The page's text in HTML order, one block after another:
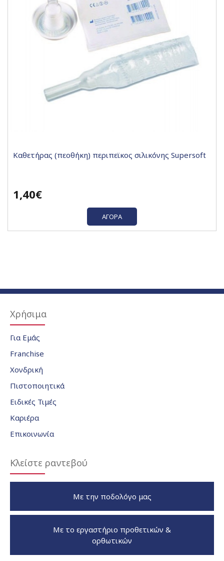
Καθετήρας (πεοθήκη) περιπεϊκος σιλικόνης Supersoft
1,40€
ΑΓΟΡΆ
Χρήσιμα
Για Εμάς
Franchise
Χονδρική
Πιστοποιητικά
Ειδικές Τιμές
Καριέρα
Επικοινωνία
Κλείστε ραντεβού
Με την ποδολόγο μας
Με το εργαστήριο προθετικών &
ορθωτικών